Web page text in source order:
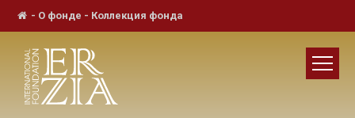
- О фонде - Коллекция фонда